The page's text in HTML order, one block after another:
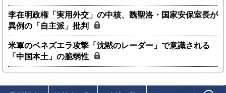
李在明政権「実用外交」の中核、魏聖洛・国家安保室長が
異例の「自主派」批判
米軍のベネズエラ攻撃「沈黙のレーダー」で意識される
「中国本土」の脆弱性